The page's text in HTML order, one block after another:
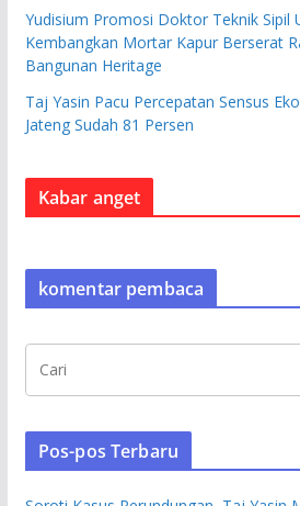
Yudisium Promosi Doktor Teknik Sipil
Kembangkan Mortar Kapur Berserat
Bangunan Heritage
Taj Yasin Pacu Percepatan Sensus
Jateng Sudah 81 Persen
Kabar anget
komentar pembaca
Pos-pos Terbaru